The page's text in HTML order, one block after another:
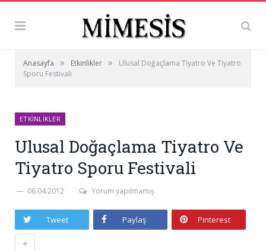
Anasayfa » Etkinlikler »
Ulusal Doğaçlama Tiyatro Ve Tiyatro
Sporu Festivali
ETKINLIKLER
Ulusal Doğaçlama Tiyatro Ve
Tiyatro Sporu Festivali
06.04.2012 Yorum yapılmamış
Tweet Paylaş Pinterest
+